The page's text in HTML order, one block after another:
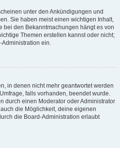
unter den Ankündigungen und
Sie haben meist einen wichtigen Inhalt,
bei den Bekanntmachungen hängt es von
Themen erstellen kannst oder nicht;
ein.
in denen nicht mehr geantwortet werden
falls vorhanden, beendet wurde.
durch einen Moderator oder Administrator
die Möglichkeit, deine eigenen
die Board-Administration erlaubt